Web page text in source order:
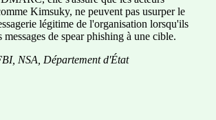
Kimsuky, ne peuvent pas usurper le
légitime de l'organisation lorsqu'ils
messages de spear phishing à une cible.
NSA, Département d'État